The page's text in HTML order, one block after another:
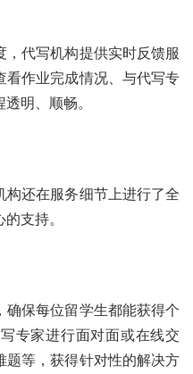
代写机构提供实时反馈服
看作业完成情况、与代写专
明、顺畅。
还在服务细节上进行了全
支持。
保每位留学生都能获得个
专家进行面对面或在线交
题等，获得针对性的解决方